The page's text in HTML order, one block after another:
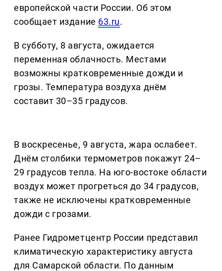
европейской части России. Об этом
сообщает издание 63.ru.
В субботу, 8 августа, ожидается
переменная облачность. Местами
возможны кратковременные дожди и
грозы. Температура воздуха днём
составит 30–35 градусов.
В воскресенье, 9 августа, жара ослабеет.
Днём столбики термометров покажут 24–
29 градусов тепла. На юго-востоке области
воздух может прогреться до 34 градусов,
также не исключены кратковременные
дожди с грозами.
Ранее Гидрометцентр России представил
климатическую характеристику августа
для Самарской области. По данным